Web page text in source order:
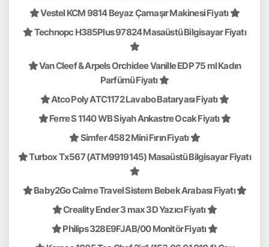
Vestel KCM 9814 Beyaz Çamaşır Makinesi Fiyatı
Technopc H385Plus 97824 Masaüstü Bilgisayar Fiyatı
Van Cleef & Arpels Orchidee Vanille EDP 75 ml Kadın
Parfümü Fiyatı
Atco Poly ATC1172 Lavabo Bataryası Fiyatı
Ferre S 1140 WB Siyah Ankastre Ocak Fiyatı
Simfer 4582 Mini Fırın Fiyatı
Turbox Tx567 (ATM9919145) Masaüstü Bilgisayar Fiyatı
Baby2Go Calme Travel Sistem Bebek Arabası Fiyatı
Creality Ender 3 max 3D Yazıcı Fiyatı
Philips 328E9FJAB/00 Monitör Fiyatı